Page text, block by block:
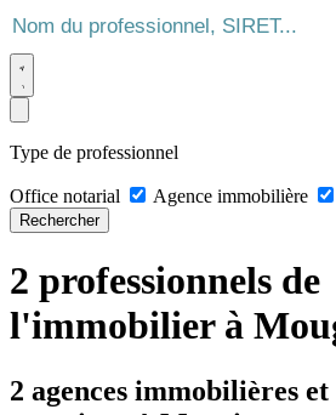
Type de professionnel
Office notarial Agence immobilière
Rechercher
2 professionnels de
l'immobilier à
2 agences immobilières